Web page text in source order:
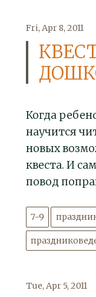
Fri, Apr 8, 2011
Когда
научится
новых
квеста. И
повод
7-9
Tue, Apr 5, 2011